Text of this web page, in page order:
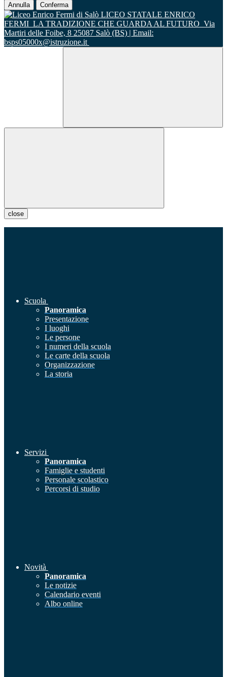
Annulla Conferma
LICEO STATALE ENRICO
FERMI LA TRADIZIONE CHE GUARDA AL FUTURO Via
Martiri delle Foibe, 8 25087 Salò (BS) | Email:
bsps05000x@istruzione.it
close
Scuola
Panoramica
Presentazione
I luoghi
Le persone
I numeri della scuola
Le carte della scuola
Organizzazione
La storia
Servizi
Panoramica
Famiglie e studenti
Personale scolastico
Percorsi di studio
Novità
Panoramica
Le notizie
Calendario eventi
Albo online